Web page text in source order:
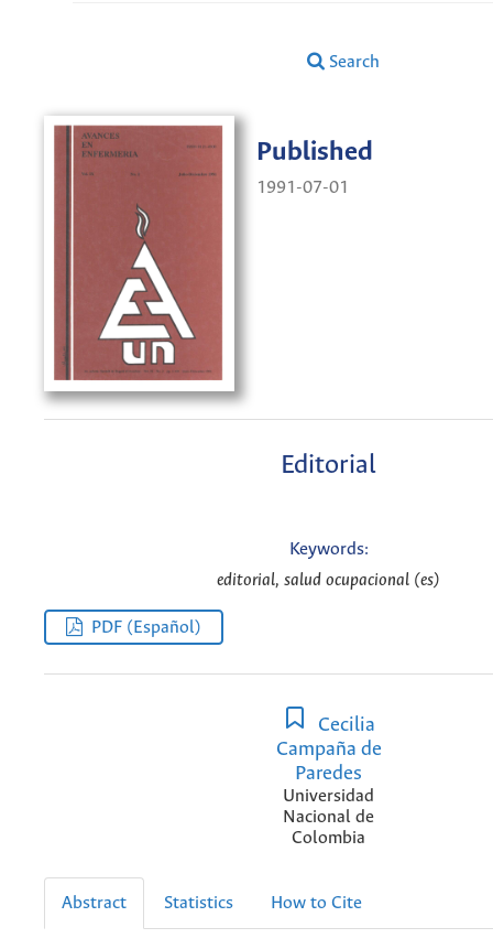
Search
Published
1991-07-01
Editorial
Keywords:
editorial, salud ocupacional (es)
PDF (Español)
Cecilia
Campaña de
Paredes
Universidad
Nacional de
Colombia
Abstract Statistics How to Cite